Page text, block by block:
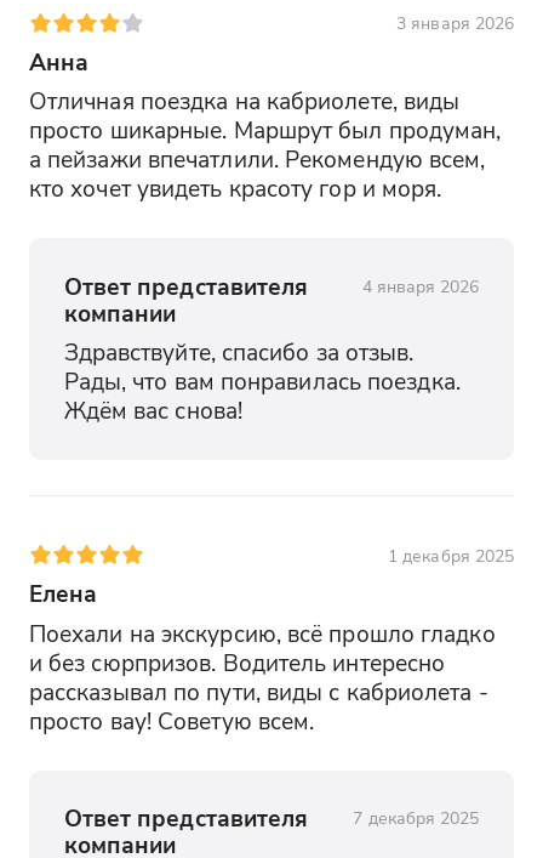
3 января 2026
Анна
Отличная поездка на кабриолете, виды
просто шикарные. Маршрут был продуман,
а пейзажи впечатлили. Рекомендую всем,
кто хочет увидеть красоту гор и моря.
Ответ представителя
компании
4 января 2026
Здравствуйте, спасибо за отзыв.
Рады, что вам понравилась поездка.
Ждём вас снова!
1 декабря 2025
Елена
Поехали на экскурсию, всё прошло гладко
и без сюрпризов. Водитель интересно
рассказывал по пути, виды с кабриолета -
просто вау! Советую всем.
Ответ представителя
компании
7 декабря 2025